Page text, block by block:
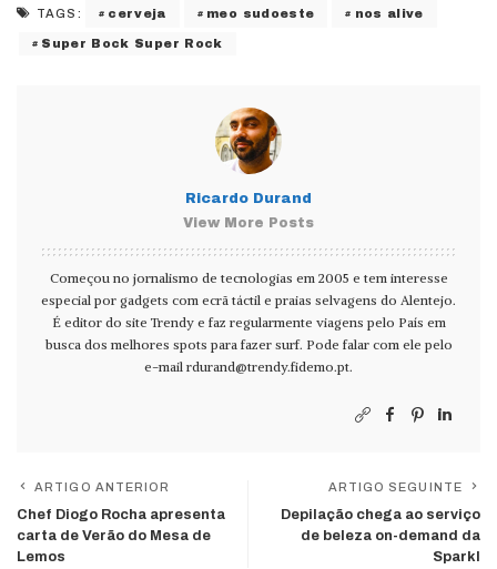
TAGS: cerveja meo sudoeste nos alive
Super Bock Super Rock
Ricardo Durand
View More Posts
Começou no jornalismo de tecnologias em 2005 e tem interesse
especial por gadgets com ecrã táctil e praias selvagens do Alentejo.
É editor do site Trendy e faz regularmente viagens pelo País em
busca dos melhores spots para fazer surf. Pode falar com ele pelo
e-mail rdurand@trendy.fidemo.pt.
ARTIGO ANTERIOR
Chef Diogo Rocha apresenta
carta de Verão do Mesa de
Lemos
ARTIGO SEGUINTE
Depilação chega ao serviço
de beleza on-demand da
Sparkl